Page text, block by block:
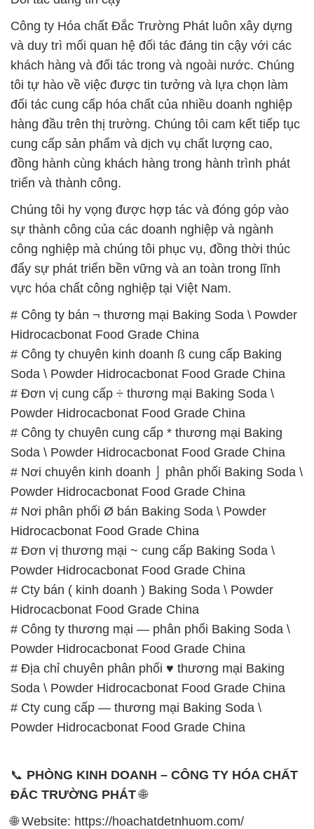
Công ty Hóa chất Đắc Trường Phát luôn xây dựng
và duy trì mối quan hệ đối tác đáng tin cậy với các
khách hàng và đối tác trong và ngoài nước. Chúng
tôi tự hào về việc được tin tưởng và lựa chọn làm
đối tác cung cấp hóa chất của nhiều doanh nghiệp
hàng đầu trên thị trường. Chúng tôi cam kết tiếp tục
cung cấp sản phẩm và dịch vụ chất lượng cao,
đồng hành cùng khách hàng trong hành trình phát
triển và thành công.
Chúng tôi hy vọng được hợp tác và đóng góp vào
sự thành công của các doanh nghiệp và ngành
công nghiệp mà chúng tôi phục vụ, đồng thời thúc
đẩy sự phát triển bền vững và an toàn trong lĩnh
vực hóa chất công nghiệp tại Việt Nam.
# Công ty bán ¬ thương mại Baking Soda \ Powder
Hidrocacbonat Food Grade China
# Công ty chuyên kinh doanh ß cung cấp Baking
Soda \ Powder Hidrocacbonat Food Grade China
# Đơn vị cung cấp ÷ thương mại Baking Soda \
Powder Hidrocacbonat Food Grade China
# Công ty chuyên cung cấp * thương mại Baking
Soda \ Powder Hidrocacbonat Food Grade China
# Nơi chuyên kinh doanh ⌡ phân phối Baking Soda \
Powder Hidrocacbonat Food Grade China
# Nơi phân phối Ø bán Baking Soda \ Powder
Hidrocacbonat Food Grade China
# Đơn vị thương mại ~ cung cấp Baking Soda \
Powder Hidrocacbonat Food Grade China
# Cty bán ( kinh doanh ) Baking Soda \ Powder
Hidrocacbonat Food Grade China
# Công ty thương mại — phân phối Baking Soda \
Powder Hidrocacbonat Food Grade China
# Địa chỉ chuyên phân phối ♥ thương mại Baking
Soda \ Powder Hidrocacbonat Food Grade China
# Cty cung cấp — thương mại Baking Soda \
Powder Hidrocacbonat Food Grade China
📞 PHÒNG KINH DOANH – CÔNG TY HÓA CHẤT
ĐẮC TRƯỜNG PHÁT🌐
🌐 Website: https://hoachatdetnhuom.com/